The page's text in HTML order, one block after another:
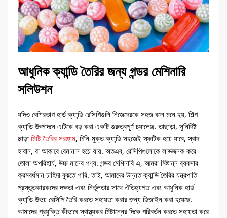
আধুনিক ক্যান্ডি তৈরির জন্য গন্ডর মেশিনারি
সলিউশন
যদিও বেশিরভাগ হার্ড ক্যান্ডি রেসিপিগুলি নিজেদেরকে সহজ বলে মনে হয়, শিল্প
ক্যান্ডি উৎপাদনে এটিকে বড় করা একটি গুরুত্বপূর্ণ চ্যালেঞ্জ. তাছাড়া, সুনির্দিষ্ট
ছাড়া মিষ্টি তৈরির সরঞ্জাম, চিনি-মুক্ত ক্যান্ডি সহজেই স্ফটিক হয়ে যাবে, স্বাদ
হারান, বা আকারে বেমানান হয়ে যায়. অতএব, রেসিপিগুলোকে লাভজনক করে
তোলা অপরিহার্য, উচ্চ মানের পণ্য. গন্ডর মেশিনারি এ, আমরা মিষ্টান্ন ব্যবসার
ক্রমবর্ধমান চাহিদা বুঝতে পারি. তাই, আমাদের উন্নত ক্যান্ডি তৈরির যন্ত্রপাতি
প্রস্তুতকারকদের দক্ষতা এবং নির্ভুলতার সাথে ঐতিহ্যগত এবং আধুনিক হার্ড
ক্যান্ডি উভয় রেসিপি তৈরি করতে সহায়তা করার জন্য ডিজাইন করা হয়েছে.
আমাদের প্রযুক্তি কীভাবে স্বাস্থ্যকর মিষ্টান্নের দিকে পরিবর্তন করতে সহায়তা করে